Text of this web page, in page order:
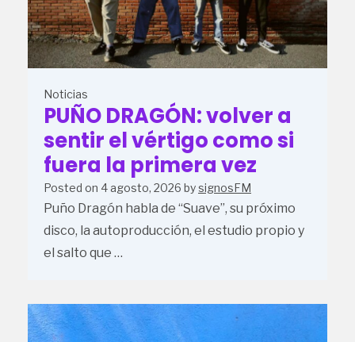
Noticias
PUÑO DRAGÓN: volver a
sentir el vértigo como si
fuera la primera vez
Posted on 4 agosto, 2026 bysignosFM
Puño Dragón habla de “Suave”, su próximo
disco, la autoproducción, el estudio propio y
el salto que …